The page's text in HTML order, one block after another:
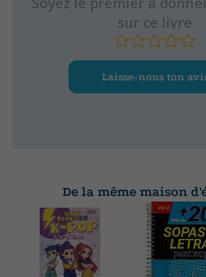
sur ce livre
Laisse-nous ton
De la même maison